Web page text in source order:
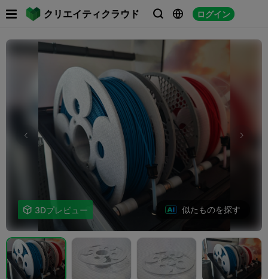
クリエイティクラウド   ログイン
 
 3Dプレビュー 似たものを探す